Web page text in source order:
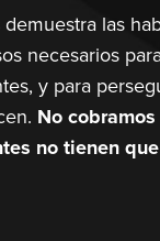
las
necesarios
y para
No
no tienen